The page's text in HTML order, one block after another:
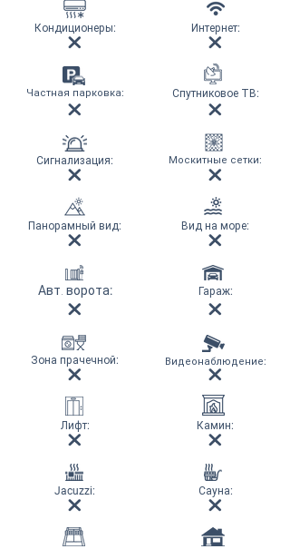
Кондиционеры:
Частная парковка:
Сигнализация:
Панорамный вид:
Авт. ворота:
Зона прачечной:
Лифт:
Jacuzzi:
Интернет:
Спутниковое ТВ:
Москитные сетки:
Вид на море:
Гараж:
Видеонаблюдение:
Камин:
Сауна: